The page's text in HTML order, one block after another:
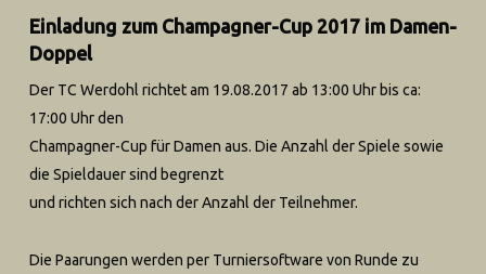
Einladung zum Champagner-Cup 2017 im Damen-
Doppel
Der TC Werdohl richtet am 19.08.2017 ab 13:00 Uhr bis ca:
17:00 Uhr den
Champagner-Cup für Damen aus. Die Anzahl der Spiele sowie
die Spieldauer sind begrenzt
und richten sich nach der Anzahl der Teilnehmer.
Die Paarungen werden per Turniersoftware von Runde zu